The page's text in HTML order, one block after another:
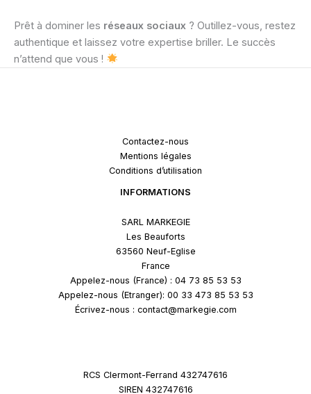
Prêt à dominer les réseaux sociaux ? Outillez-vous, restez
authentique et laissez votre expertise briller. Le succès
n’attend que vous !
Contactez-nous
Mentions légales
Conditions d’utilisation
INFORMATIONS
SARL MARKEGIE
Les Beauforts
63560 Neuf-Eglise
France
Appelez-nous (France) : 04 73 85 53 53
Appelez-nous (Etranger): 00 33 473 85 53 53
Écrivez-nous : contact@markegie.com
RCS Clermont-Ferrand 432747616
SIREN 432747616